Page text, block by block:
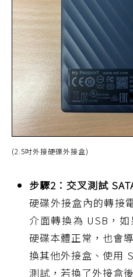
(2.5吋外接硬碟外接盒)
步驟2：交叉測試
硬碟外接盒內的轉接
介面轉換為 USB，
硬碟本體正常，也會
換其他外接盒、使用
測試，若換了外接盒